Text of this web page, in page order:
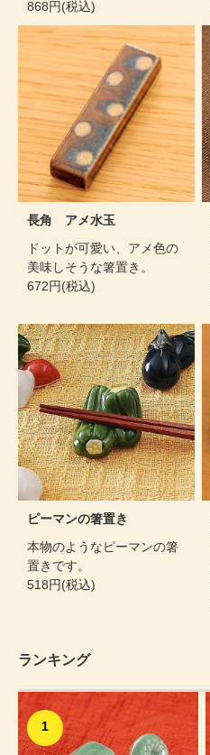
868円(税込)
長角 アメ水玉
ドットが可愛い、アメ色の
美味しそうな箸置き。
672円(税込)
ピーマンの箸置き
本物のようなピーマンの箸
置きです。
518円(税込)
ランキング
1